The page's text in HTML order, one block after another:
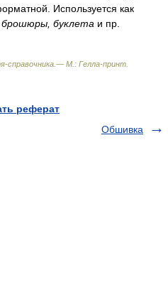
Используется как
брошюры, буклета и пр.
справочника.— М.: Гелла-принт
реферат
Обшивка